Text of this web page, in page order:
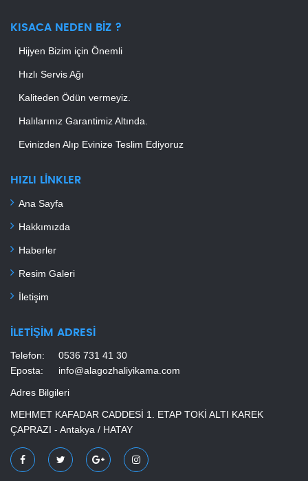
KISACA NEDEN BIZ ?
Hijyen Bizim için Önemli
Hızlı Servis Ağı
Kaliteden Ödün vermeyiz.
Halılarınız Garantimiz Altında.
Evinizden Alıp Evinize Teslim Ediyoruz
HIZLI LINKLER
Ana Sayfa
Hakkımızda
Haberler
Resim Galeri
İletişim
İLETIŞIM ADRESI
Telefon:
0536 731 41 30
Eposta:
info@alagozhaliyikama.com
Adres Bilgileri
MEHMET KAFADAR CADDESİ 1. ETAP TOKİ ALTI KAREK
ÇAPRAZI - Antakya / HATAY